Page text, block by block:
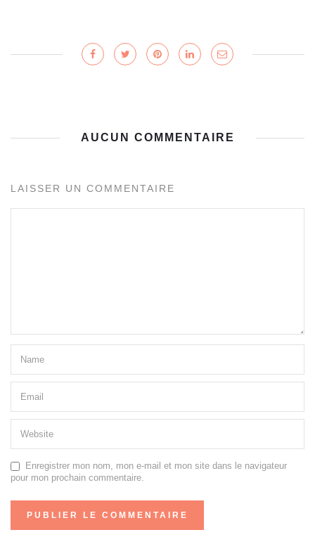
AUCUN COMMENTAIRE
LAISSER UN COMMENTAIRE
Enregistrer mon nom, mon e-mail et mon site dans le navigateur
pour mon prochain commentaire.